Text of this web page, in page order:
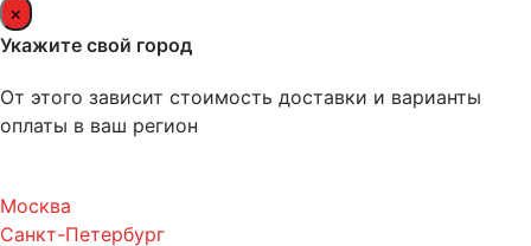
×
Укажите свой город
От этого зависит стоимость доставки и варианты
оплаты в ваш регион
Москва
Санкт-Петербург